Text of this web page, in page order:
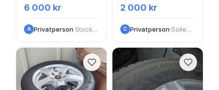
6 000 kr
A Privatperson· Stockholms län
2 000 kr
C Privatperson· Sollentuna